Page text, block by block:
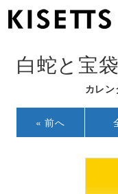
白蛇と宝
カレ
« 前へ